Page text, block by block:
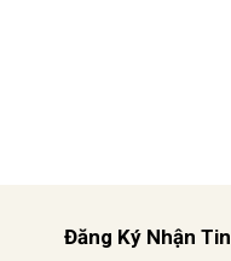
Đăng Ký Nhận Tin